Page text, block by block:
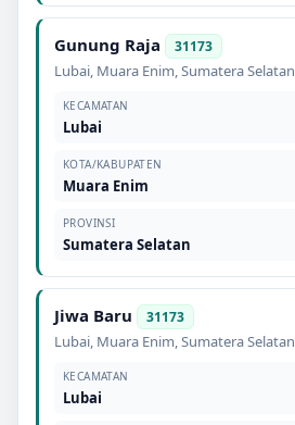
Gunung Raja 31173
Lubai, Muara Enim,Sumatera Selatan
KECAMATAN
Lubai
KOTA/KABUPATEN
Muara Enim
PROVINSI
Sumatera Selatan
Jiwa Baru 31173
Lubai, Muara Enim,Sumatera Selatan
KECAMATAN
Lubai